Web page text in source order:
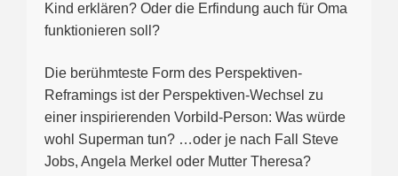
Kind erklären? Oder die Erfindung auch für Oma
funktionieren soll?
Die berühmteste Form des Perspektiven-
Reframings ist der Perspektiven-Wechsel zu
einer inspirierenden Vorbild-Person: Was würde
wohl Superman tun? …oder je nach Fall Steve
Jobs, Angela Merkel oder Mutter Theresa?